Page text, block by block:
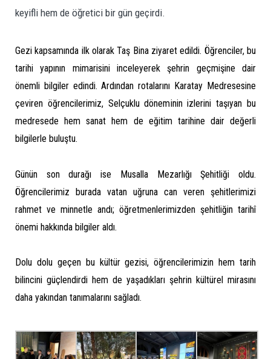
keyifli hem de öğretici bir gün geçirdi.
Gezi kapsamında ilk olarak Taş Bina ziyaret edildi. Öğrenciler, bu
tarihi yapının mimarisini inceleyerek şehrin geçmişine dair
önemli bilgiler edindi. Ardından rotalarını Karatay Medresesine
çeviren öğrencilerimiz, Selçuklu döneminin izlerini taşıyan bu
medresede hem sanat hem de eğitim tarihine dair değerli
bilgilerle buluştu.
Günün son durağı ise Musalla Mezarlığı Şehitliği oldu.
Öğrencilerimiz burada vatan uğruna can veren şehitlerimizi
rahmet ve minnetle andı; öğretmenlerimizden şehitliğin tarihî
önemi hakkında bilgiler aldı.
Dolu dolu geçen bu kültür gezisi, öğrencilerimizin hem tarih
bilincini güçlendirdi hem de yaşadıkları şehrin kültürel mirasını
daha yakından tanımalarını sağladı.